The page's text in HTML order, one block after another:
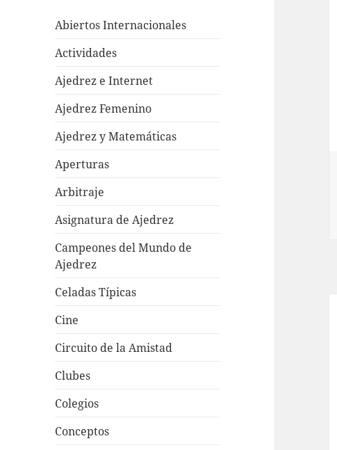
Abiertos Internacionales
Actividades
Ajedrez e Internet
Ajedrez Femenino
Ajedrez y Matemáticas
Aperturas
Arbitraje
Asignatura de Ajedrez
Campeones del Mundo de
Ajedrez
Celadas Típicas
Cine
Circuito de la Amistad
Clubes
Colegios
Conceptos